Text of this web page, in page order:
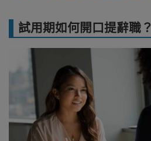
試用期如何開口提辭職？